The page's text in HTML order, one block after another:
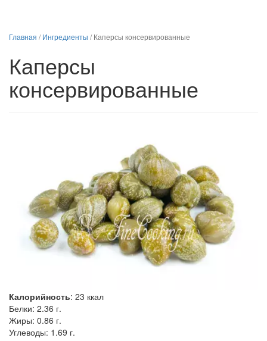
Главная /Ингредиенты /Каперсы консервированные
Каперсы
консервированные
Калорийность: 23 ккал
Белки: 2.36 г.
Жиры: 0.86 г.
Углеводы: 1.69 г.